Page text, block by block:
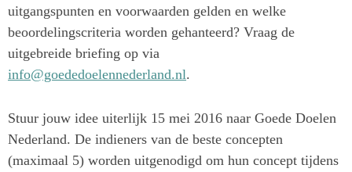
uitgangspunten en voorwaarden gelden en welke
beoordelingscriteria worden gehanteerd? Vraag de
uitgebreide briefing op via
info@goededoelennederland.nl.
Stuur jouw idee uiterlijk 15 mei 2016 naar Goede Doelen
Nederland. De indieners van de beste concepten
(maximaal 5) worden uitgenodigd om hun concept tijdens